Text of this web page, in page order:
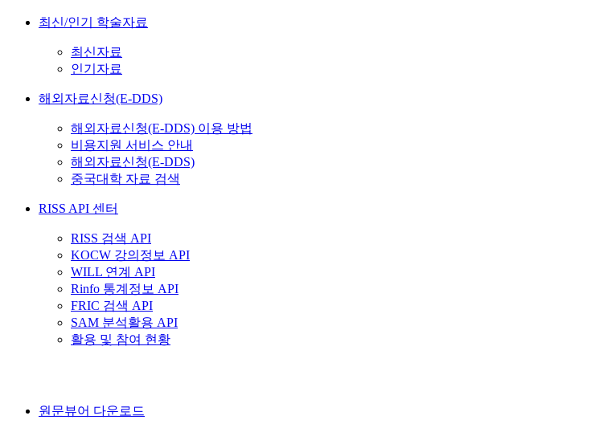
최신/인기 학술자료
최신자료
인기자료
해외자료신청(E-DDS)
해외자료신청(E-DDS) 이용 방법
비용지원 서비스 안내
해외자료신청(E-DDS)
중국대학 자료 검색
RISS API 센터
RISS 검색 API
KOCW 강의정보 API
WILL 연계 API
Rinfo 통계정보 API
FRIC 검색 API
SAM 분석활용 API
활용 및 참여 현황
원문뷰어 다운로드